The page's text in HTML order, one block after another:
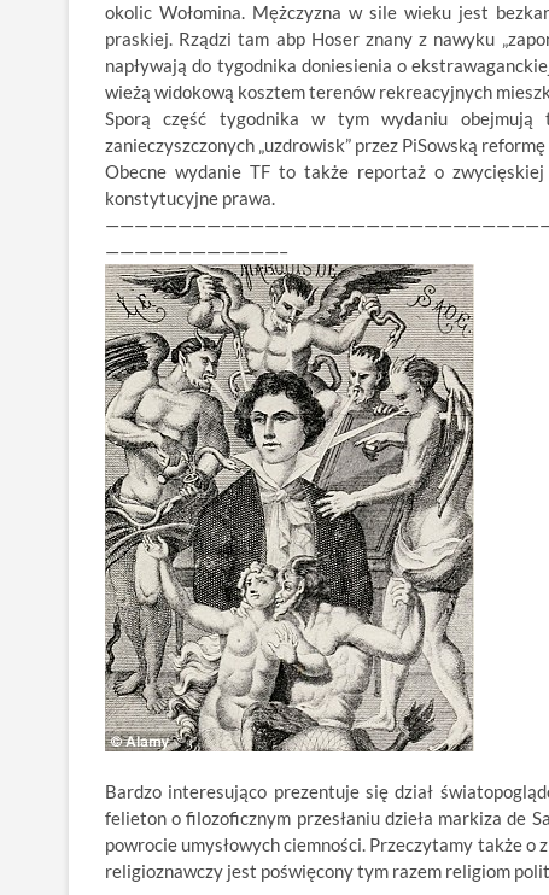
okolic Wołomina. Mężczyzna w sile wieku jest
praskiej. Rządzi tam abp Hoser znany z nawyku
napływają do tygodnika doniesienia o
wieżą widokową kosztem terenów rekreacyjnych
Sporą część tygodnika w tym wydaniu obejmują
zanieczyszczonych „uzdrowisk” przez PiSowską
Obecne wydanie TF to także reportaż o
konstytucyjne prawa.
————————————–
Bardzo interesująco prezentuje się dział
felieton o filozoficznym przesłaniu dzieła markiza de
powrocie umysłowych ciemności. Przeczytamy także
religioznawczy jest poświęcony tym razem religiom